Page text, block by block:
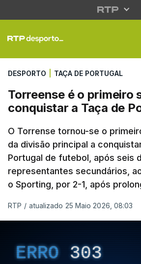
Torreense é
DESPORTO TAÇA DE PORTUGAL
Torreense é o primeiro
conquistar a Taça de
O Torrense tornou-se o
da divisão principal a
Portugal de futebol, após seis
representantes secundários,
o Sporting, por 2-1, após
RTP / atualizado 25 Maio 2026, 08:03
ERRO 303